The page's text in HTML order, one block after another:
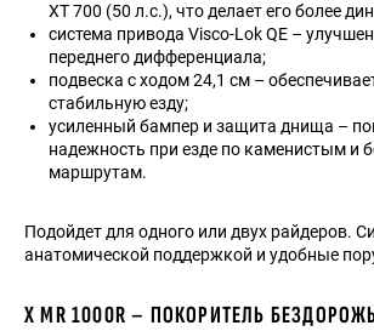
XT 700 (50 л.с.), что делает его более
система привода Visco-Lok QE –
переднего дифференциала;
подвеска с ходом 24,1 см –
стабильную езду;
усиленный бампер и защита днища –
надежность при езде по каменистым и
маршрутам.
Подойдет для одного или двух райдеров.
анатомической поддержкой и удобные
X MR 1000R – ПОКОРИТЕЛЬ